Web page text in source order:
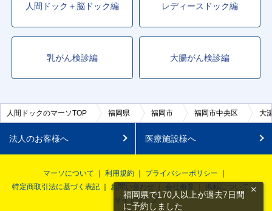
人間ドック＋脳ドック編 レディースドック編
乳がん検診編 大腸がん検診編
人間ドックのマーソTOP 福岡県 福岡市 福岡市中央区 大
法人のお客様へ 医療施設様へ
マーソについて 利用規約
プライバシーポリシー
特定商取引法に基づく表記
お問い合わせ 会社概要
掲載について
サイトマップ
福岡県で170人以上が過去7日間
に予約しました
×